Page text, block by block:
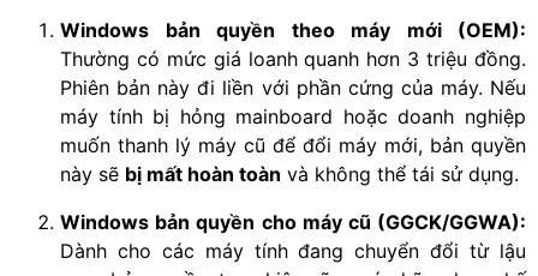
Windows bản quyền theo máy mới (OEM):
Thường có mức giá loanh quanh hơn 3 triệu đồng.
Phiên bản này đi liền với phần cứng của máy. Nếu
máy tính bị hỏng mainboard hoặc doanh nghiệp
muốn thanh lý máy cũ để đổi máy mới, bản quyền
này sẽ bị mất hoàn toàn và không thể tái sử dụng.
Windows bản quyền cho máy cũ (GGCK/GGWA):
Dành cho các máy tính đang chuyển đổi từ lậu